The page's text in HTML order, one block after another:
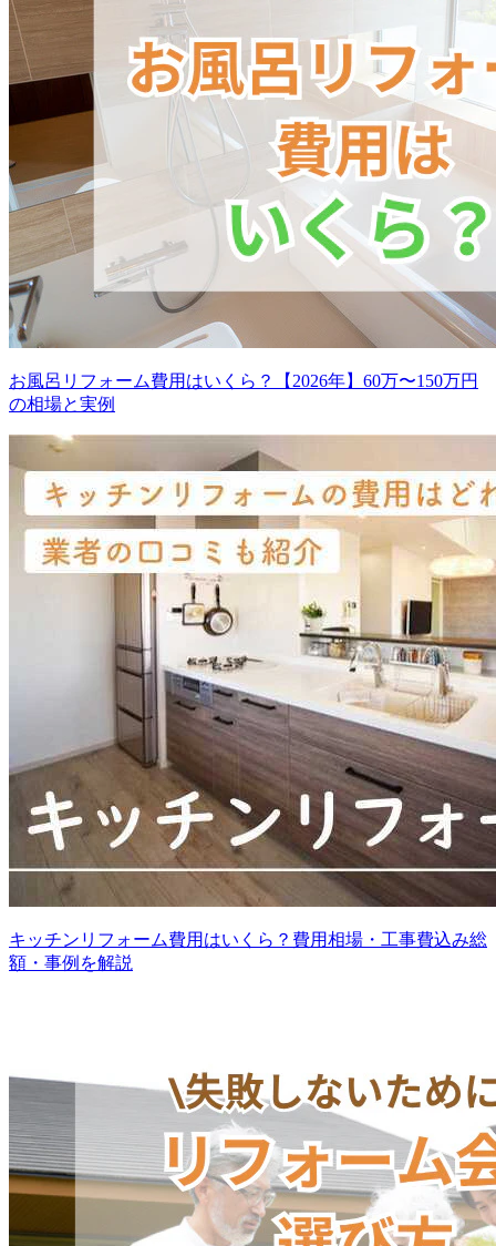
お風呂リフォーム費用はいくら？【2026年】60万〜150万円
の相場と実例
キッチンリフォーム費用はいくら？費用相場・工事費込み総
額・事例を解説